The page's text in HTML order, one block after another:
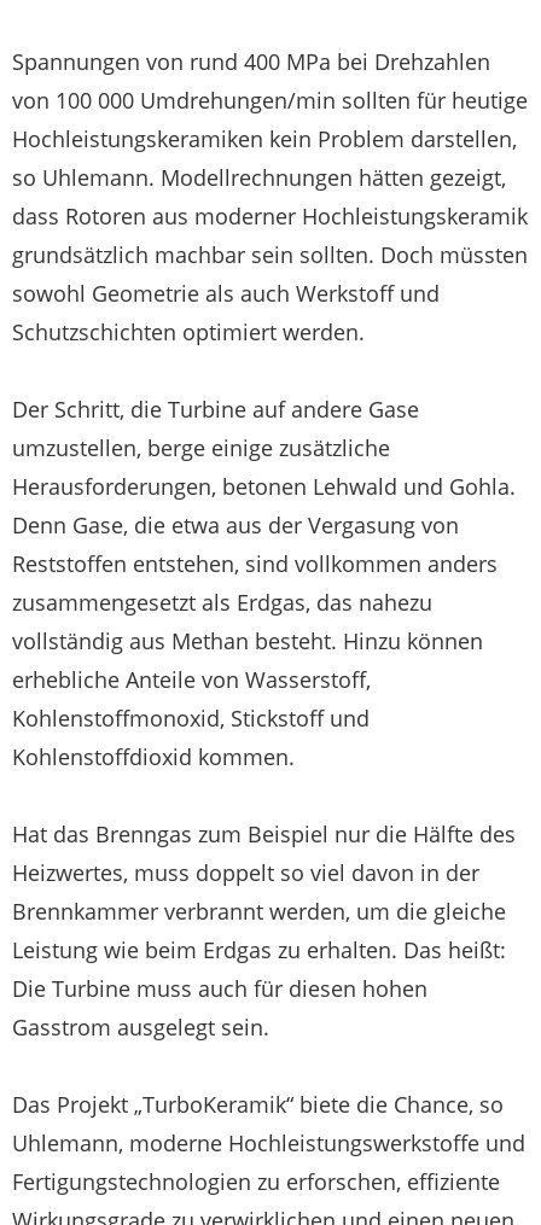
Spannungen von rund 400 MPa bei Drehzahlen
von 100 000 Umdrehungen/min sollten für heutige
Hochleistungskeramiken kein Problem darstellen,
so Uhlemann. Modellrechnungen hätten gezeigt,
dass Rotoren aus moderner Hochleistungskeramik
grundsätzlich machbar sein sollten. Doch müssten
sowohl Geometrie als auch Werkstoff und
Schutzschichten optimiert werden.
Der Schritt, die Turbine auf andere Gase
umzustellen, berge einige zusätzliche
Herausforderungen, betonen Lehwald und Gohla.
Denn Gase, die etwa aus der Vergasung von
Reststoffen entstehen, sind vollkommen anders
zusammengesetzt als Erdgas, das nahezu
vollständig aus Methan besteht. Hinzu können
erhebliche Anteile von Wasserstoff,
Kohlenstoffmonoxid, Stickstoff und
Kohlenstoffdioxid kommen.
Hat das Brenngas zum Beispiel nur die Hälfte des
Heizwertes, muss doppelt so viel davon in der
Brennkammer verbrannt werden, um die gleiche
Leistung wie beim Erdgas zu erhalten. Das heißt:
Die Turbine muss auch für diesen hohen
Gasstrom ausgelegt sein.
Das Projekt „TurboKeramik“ biete die Chance, so
Uhlemann, moderne Hochleistungswerkstoffe und
Fertigungstechnologien zu erforschen, effiziente